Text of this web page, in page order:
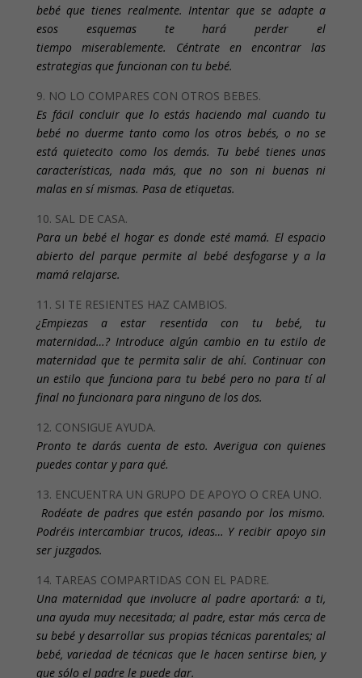
bebé que tienes realmente. Intentar que se adapte a
esos esquemas te hará perder el
tiempo miserablemente. Céntrate en encontrar las
estrategias que funcionan con tu bebé.
9. NO LO COMPARES CON OTROS BEBES.
Es fácil concluir que lo estás haciendo mal cuando tu
bebé no duerme tanto como los otros bebés, o no se
está quietecito como los demás. Tu bebé tienes unas
características, nada más, que no son ni buenas ni
malas en sí mismas. Pasa de etiquetas.
10. SAL DE CASA.
Para un bebé el hogar es donde esté mamá. El espacio
abierto del parque permite al bebé desfogarse y a la
mamá relajarse.
11. SI TE RESIENTES HAZ CAMBIOS.
¿Empiezas a estar resentida con tu bebé, tu
maternidad…? Introduce algún cambio en tu estilo de
maternidad que te permita salir de ahí. Continuar con
un estilo que funciona para tu bebé pero no para tí al
final no funcionara para ninguno de los dos.
12. CONSIGUE AYUDA.
Pronto te darás cuenta de esto. Averigua con quienes
puedes contar y para qué.
13. ENCUENTRA UN GRUPO DE APOYO O CREA UNO.
Rodéate de padres que estén pasando por los mismo.
Podréis intercambiar trucos, ideas… Y recibir apoyo sin
ser juzgados.
14. TAREAS COMPARTIDAS CON EL PADRE.
Una maternidad que involucre al padre aportará: a ti,
una ayuda muy necesitada; al padre, estar más cerca de
su bebé y desarrollar sus propias técnicas parentales; al
bebé, variedad de técnicas que le hacen sentirse bien, y
que sólo el padre le puede dar.